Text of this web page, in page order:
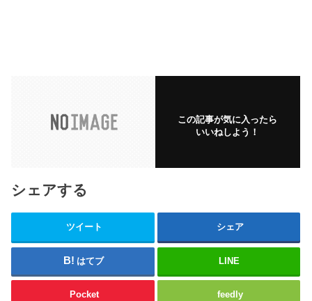
この記事が気に入ったら
いいねしよう！
シェアする
ツイート シェア
はてブ LINE
Pocket feedly